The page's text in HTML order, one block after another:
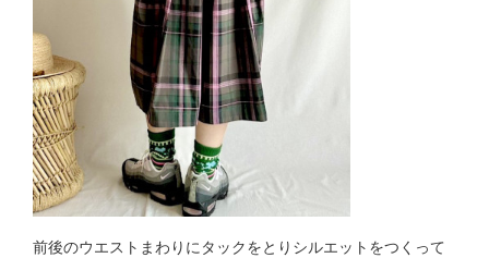
前後のウエストまわりにタックをとりシルエットをつくって